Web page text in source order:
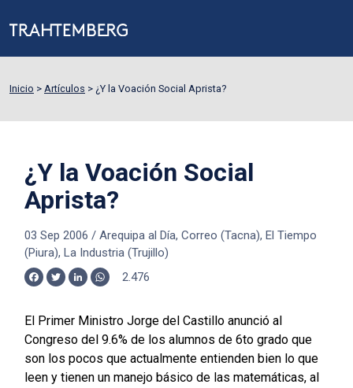
Inicio > Artículos > ¿Y la Voación Social Aprista?
¿Y la Voación Social
Aprista?
03 Sep 2006 / Arequipa al Día, Correo (Tacna), El Tiempo
(Piura), La Industria (Trujillo)
Facebook
TwitterLinkedInWhatsApp
2.476
El Primer Ministro Jorge del Castillo anunció al
Congreso del 9.6% de los alumnos de 6to grado que
son los pocos que actualmente entienden bien lo que
leen y tienen un manejo básico de las matemáticas, al